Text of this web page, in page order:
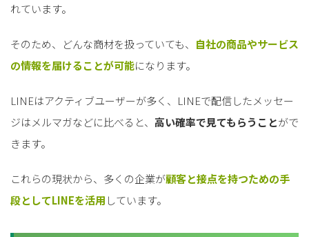
れています。
そのため、どんな商材を扱っていても、
自社の商品やサービス
の情報を届けることが可能になります。
LINEはアクティブユーザーが多く、LINEで配信したメッセー
ジはメルマガなどに比べると、 高い確率で見てもらうことがで
きます。
これらの現状から、多くの企業が顧客と接点を持つための手
段としてLINEを活用 しています。